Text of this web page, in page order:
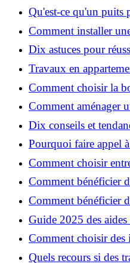
Qu'est-ce qu'un puits
Comment installer
coût, étapes et conseils
Dix astuces pour
appartement
Travaux en
et bonnes pratiques
Comment choisir la
décoration et éviter les
Comment aménager
combles en espace
Dix conseils et
de la maison
Pourquoi faire appel
pour garantir la
Comment choisir
permis de construire
Comment bénéficier
énergétique à Grenoble
Comment bénéficier
rénovation
Guide 2025 des
Voiron :
Comment choisir des
rénovation écologique
Quels recours si des